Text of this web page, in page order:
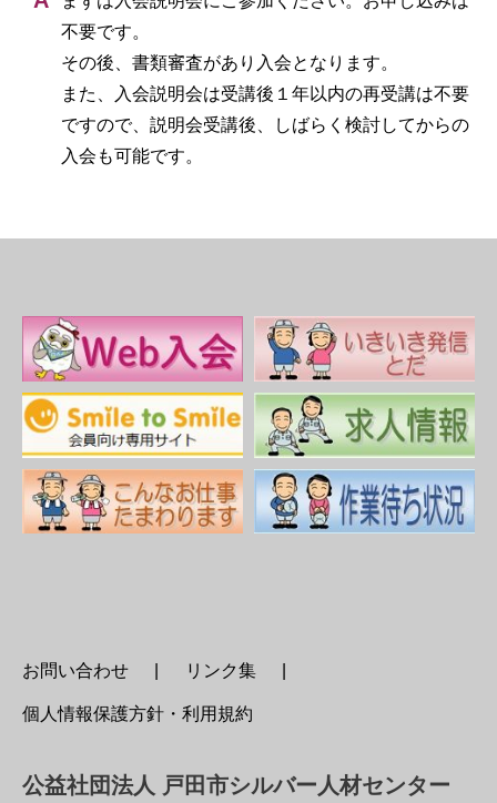
不要です。
その後、書類審査があり入会となります。
また、入会説明会は受講後１年以内の再受講は不要
ですので、説明会受講後、しばらく検討してからの
入会も可能です。
お問い合わせ リンク集
個人情報保護方針・利用規約
公益社団法人 戸田市シルバー人材センター